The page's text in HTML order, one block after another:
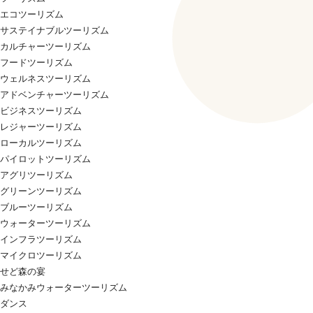
エコツーリズム
サステイナブルツーリズム
カルチャーツーリズム
フードツーリズム
ウェルネスツーリズム
アドベンチャーツーリズム
ビジネスツーリズム
レジャーツーリズム
ローカルツーリズム
パイロットツーリズム
アグリツーリズム
グリーンツーリズム
ブルーツーリズム
ウォーターツーリズム
インフラツーリズム
マイクロツーリズム
せど森の宴
みなかみウォーターツーリズム
ダンス